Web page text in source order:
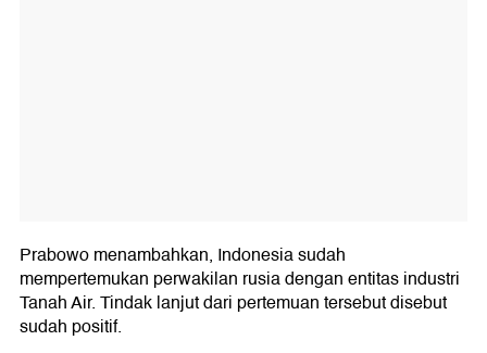
Prabowo menambahkan, Indonesia sudah
mempertemukan perwakilan rusia dengan entitas industri
Tanah Air. Tindak lanjut dari pertemuan tersebut disebut
sudah positif.